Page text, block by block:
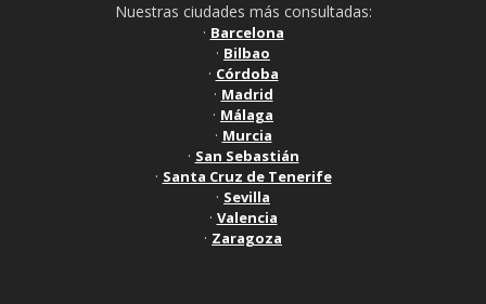
Nuestras ciudades más consultadas:
· Barcelona
· Bilbao
· Córdoba
· Madrid
· Málaga
· Murcia
· San Sebastián
· Santa Cruz de Tenerife
· Sevilla
· Valencia
· Zaragoza